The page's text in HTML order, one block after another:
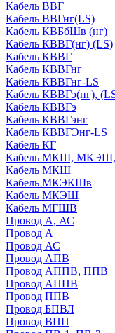
Кабель ВВГ
Кабель ВВГнг(LS)
Кабель КВБбШв (нг)
Кабель КВВГ(нг) (LS)
Кабель КВВГ
Кабель КВВГнг
Кабель КВВГнг-LS
Кабель КВВГэ(нг),
Кабель КВВГэ
Кабель КВВГэнг
Кабель КВВГЭнг-LS
Кабель КГ
Кабель МКШ,
Кабель МКШ
Кабель МКЭКШв
Кабель МКЭШ
Кабель МГШВ
Провод А, АС
Провод А
Провод АС
Провод АПВ
Провод АППВ, ППВ
Провод АППВ
Провод ППВ
Провод БПВЛ
Провод ВПП